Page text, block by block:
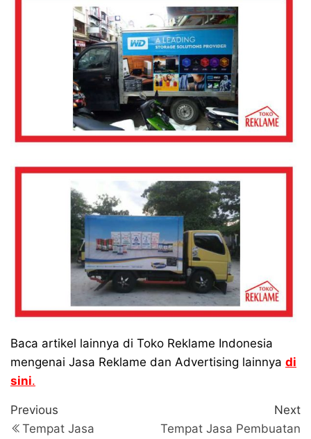
Baca artikel lainnya di Toko Reklame Indonesia
mengenai Jasa Reklame dan Advertising lainnya di
sini.
Navigasi
pos
Previous
Post
Previous
Tempat Jasa
Next
Tempat Jasa Pembuatan